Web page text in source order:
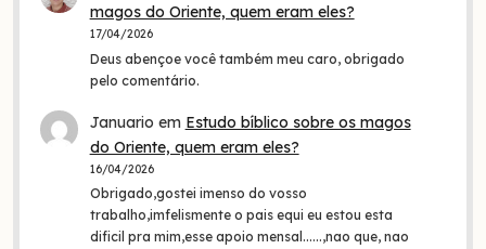
magos do Oriente, quem eram eles?
17/04/2026
Deus abençoe você também meu caro, obrigado
pelo comentário.
Januario em Estudo bíblico sobre os magos
do Oriente, quem eram eles?
16/04/2026
Obrigado,gostei imenso do vosso
trabalho,imfelismente o pais equi eu estou esta
dificil pra mim,esse apoio mensal......,nao que, nao